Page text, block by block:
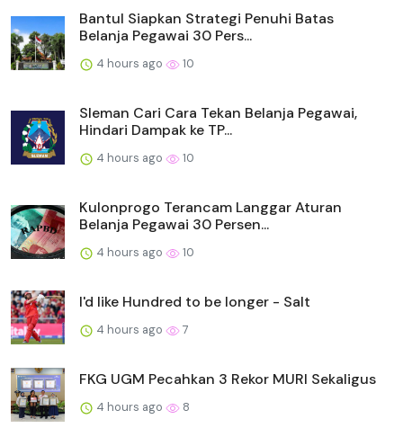
Bantul Siapkan Strategi Penuhi Batas
Belanja Pegawai 30 Pers...
4 hours ago 10
Sleman Cari Cara Tekan Belanja Pegawai,
Hindari Dampak ke TP...
4 hours ago 10
Kulonprogo Terancam Langgar Aturan
Belanja Pegawai 30 Persen...
4 hours ago 10
I'd like Hundred to be longer - Salt
4 hours ago 7
FKG UGM Pecahkan 3 Rekor MURI Sekaligus
4 hours ago 8